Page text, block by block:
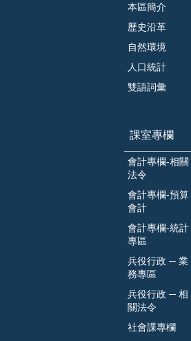
本區簡介
歷史沿革
自然環境
人口統計
雙語詞彙
課室專欄
會計專欄-相關
法令
會計專欄-預算
會計
會計專欄-統計
專區
兵役行政 ─ 業
務專區
兵役行政 ─ 相
關法令
社會課專欄